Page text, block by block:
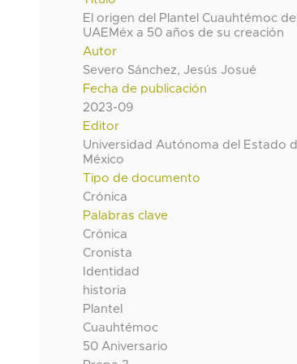
El origen del Plantel Cuauhtémoc de
UAEMéx a 50 años de su creación
Autor
Severo Sánchez, Jesús Josué
Fecha de publicación
2023-09
Editor
Universidad Autónoma del Estado
México
Tipo de documento
Crónica
Palabras clave
Crónica
Cronista
Identidad
historia
Plantel
Cuauhtémoc
50 Aniversario